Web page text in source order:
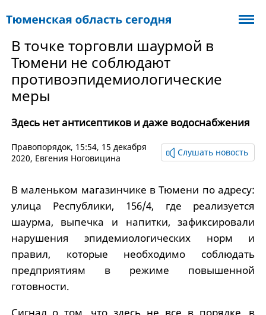
В точке торговли шаурмой в
Тюмени не соблюдают
противоэпидемиологические
меры
Здесь нет антисептиков и даже водоснабжения
Правопорядок, 15:54, 15 декабря
2020, Евгения Ноговицина
Слушать новость
В маленьком магазинчике в Тюмени по адресу:
улица Республики, 156/4, где реализуется
шаурма, выпечка и напитки, зафиксировали
нарушения эпидемиологических норм и
правил, которые необходимо соблюдать
предприятиям в режиме повышенной
готовности.